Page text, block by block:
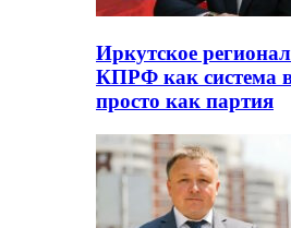
Иркутское
КПРФ как система
просто как партия